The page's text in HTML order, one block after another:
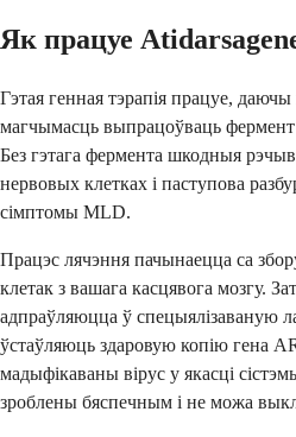
Як працуе
Гэтая генная тэрапія працуе,
магчымасць выпрацоўваць
Без гэтага фермента шкодныя
нервовых клетках і паступова
сімптомы MLD.
Працэс лячэння пачынаецца са
клетак з вашага касцявога мозгу.
адпраўляюцца ў спецыялізаваную
ўстаўляюць здаровую копію гена
мадыфікаваны вірус у якасці
зроблены бяспечным і не можа